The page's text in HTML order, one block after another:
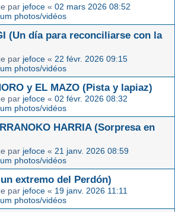
par jefoce « 02 mars 2026 08:52
photos/vidéos
(Un día para reconciliarse con la
par jefoce « 22 févr. 2026 09:15
photos/vidéos
y EL MAZO (Pista y lapiaz)
par jefoce « 02 févr. 2026 08:32
photos/vidéos
HARRIA (Sorpresa en
par jefoce « 21 janv. 2026 08:59
photos/vidéos
extremo del Perdón)
par jefoce « 19 janv. 2026 11:11
photos/vidéos